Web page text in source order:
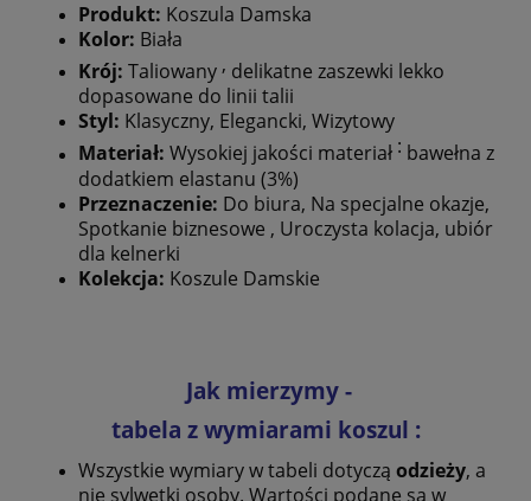
Produkt: Koszula Damska
Kolor: Biała
Krój: Taliowany , delikatne zaszewki lekko
dopasowane do linii talii
Styl: Klasyczny, Elegancki, Wizytowy
Materiał: Wysokiej jakości materiał : bawełna z
dodatkiem elastanu (3%)
Przeznaczenie: Do biura, Na specjalne okazje,
Spotkanie biznesowe , Uroczysta kolacja, ubiór
dla kelnerki
Kolekcja: Koszule Damskie
Jak mierzymy -
tabela z wymiarami koszul :
Wszystkie wymiary w tabeli dotyczą odzieży, a
nie sylwetki osoby. Wartości podane są w